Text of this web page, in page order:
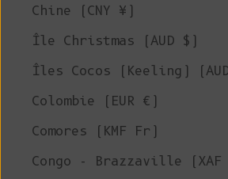
Chine (CNY ¥)
Île Christmas (AUD $)
Îles Cocos (Keeling)
Colombie (EUR €)
Comores (KMF Fr)
Congo - Brazzaville (XAF